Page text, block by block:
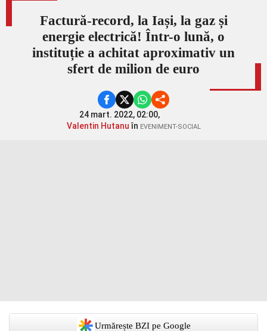
Factură-record, la Iași, la gaz și
energie electrică! Într-o lună, o
instituție a achitat aproximativ un
sfert de milion de euro
24 mart. 2022, 02:00,
Valentin Hutanuîn EVENIMENT-SOCIAL
Urmărește BZI pe Google